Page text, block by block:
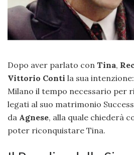
Dopo aver parlato con Tina,
Vittorio Conti la sua
Milano il tempo necessario per
legati al suo matrimonio
da Agnese, alla quale chiederà
poter riconquistare Tina.